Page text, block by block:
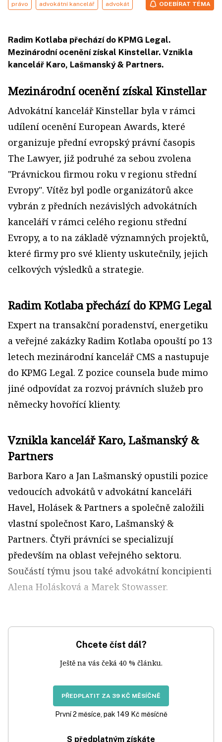
právo advokátní kancelář advokát ODEBÍRAT TÉMA
Radim Kotlaba přechází do KPMG Legal.
Mezinárodní ocenění získal Kinstellar. Vznikla
kancelář Karo, Lašmanský & Partners.
Mezinárodní ocenění získal Kinstellar
Advokátní kancelář Kinstellar byla v rámci
udílení ocenění European Awards, které
organizuje přední evropský právní časopis
The Lawyer, již podruhé za sebou zvolena
"Právnickou firmou roku v regionu střední
Evropy". Vítěz byl podle organizátorů akce
vybrán z předních nezávislých advokátních
kanceláří v rámci celého regionu střední
Evropy, a to na základě významných projektů,
které firmy pro své klienty uskutečnily, jejich
celkových výsledků a strategie.
Radim Kotlaba přechází do KPMG Legal
Expert na transakční poradenství, energetiku
a veřejné zakázky Radim Kotlaba opouští po 13
letech mezinárodní kancelář CMS a nastupuje
do KPMG Legal. Z pozice counsela bude mimo
jiné odpovídat za rozvoj právních služeb pro
německy hovořící klienty.
Vznikla kancelář Karo, Lašmanský &
Partners
Barbora Karo a Jan Lašmanský opustili pozice
vedoucích advokátů v advokátní kanceláři
Havel, Holásek & Partners a společně založili
vlastní společnost Karo, Lašmanský &
Partners. Čtyři právníci se specializují
především na oblast veřejného sektoru.
Součástí týmu jsou také advokátní koncipienti
Alena Holásková a Marek Stowasser.
Chcete číst dál?
Ještě na vás čeká 40 % článku.
PŘEDPLATIT ZA 39 KČ MĚSÍČNĚ
První 2 měsíce, pak 149 Kč měsíčně
S předplatným získáte